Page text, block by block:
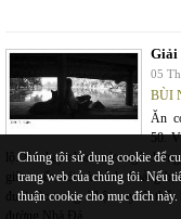
Giải
05
BÙI
Ăn
50.
lộ. Xe chạy nhanh vừa ngó
giữ tuyến trái và thỉnh thoảng bị
đuổi vào trong. Thật may tôi
đường Nhà Đá.
Chúng tôi sử dụng cookie để
trang web của chúng tôi. Nếu
thuận cookie cho mục đích này.